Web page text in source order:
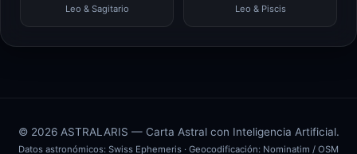
Leo & Sagitario Leo & Piscis
© 2026 ASTRALARIS — Carta Astral con Inteligencia Artificial.
Datos astronómicos: Swiss Ephemeris · Geocodificación: Nominatim / OSM